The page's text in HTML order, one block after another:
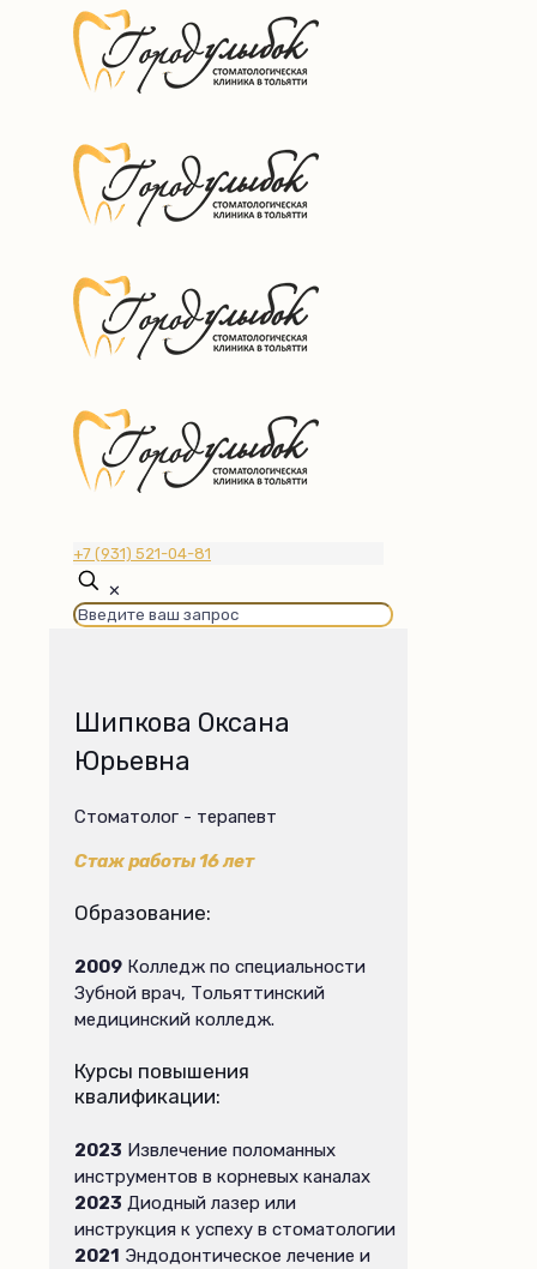
+7 (931) 521-04-81
✕
Шипкова Оксана
Юрьевна
Стоматолог - терапевт
Стаж работы 16 лет
Образование:
2009Колледж по специальности
Зубной врач, Тольяттинский
медицинский колледж.
Курсы повышения
квалификации:
2023 Извлечение поломанных
инструментов в корневых каналах
2023 Диодный лазер или
инструкция к успеху в стоматологии
2021 Эндодонтическое лечение и